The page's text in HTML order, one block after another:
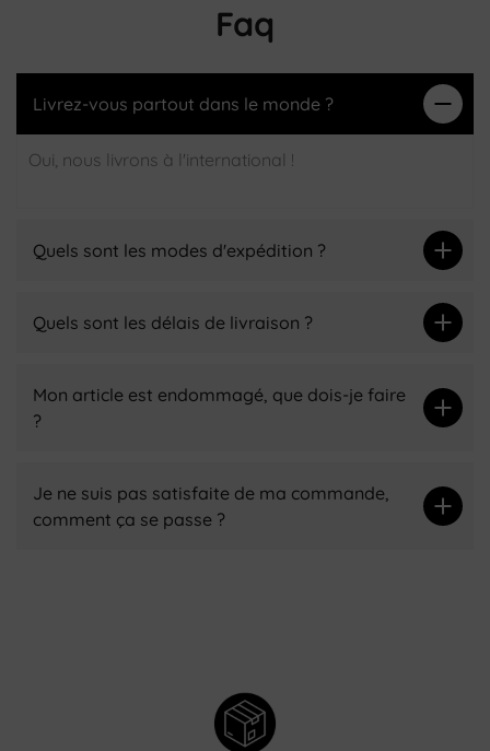
Faq
Livrez-vous partout dans le monde ?
Oui, nous livrons à l'international !
Quels sont les modes d'expédition ?
Quels sont les délais de livraison ?
Mon article est endommagé, que dois-je faire
?
Je ne suis pas satisfaite de ma commande,
comment ça se passe ?